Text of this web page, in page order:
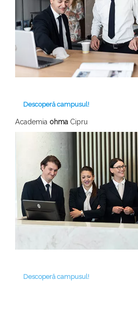
Descoperă campusul!
Academia ohma Cipru
Descoperă campusul!